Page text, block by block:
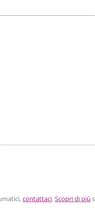
contattaci.Scopri di più